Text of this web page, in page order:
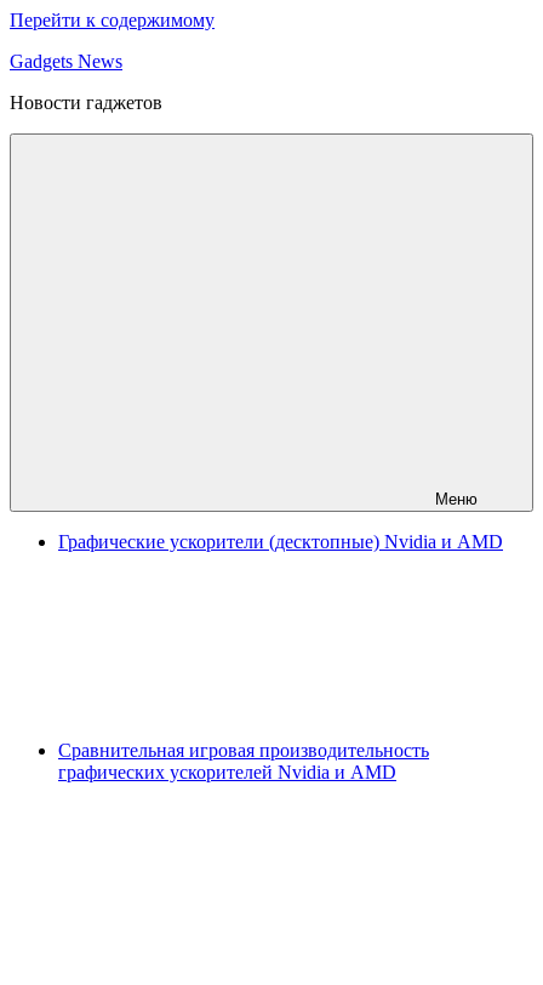
Перейти к содержимому
Gadgets News
Новости гаджетов
Меню
Графические ускорители (десктопные) Nvidia и AMD
Сравнительная игровая производительность
графических ускорителей Nvidia и AMD